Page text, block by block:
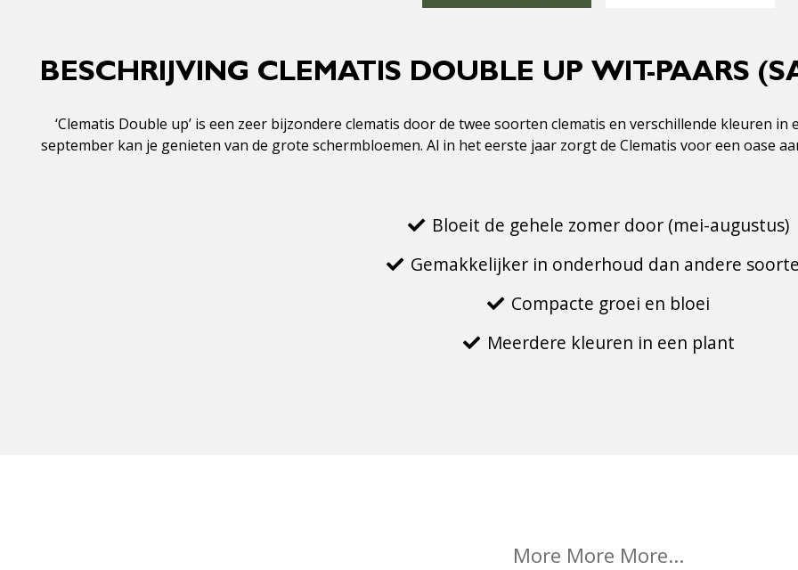
BESCHRIJVING CLEMATIS DOUBLE UP WIT-PAARS
‘Clematis Double up’ is een zeer bijzondere clematis door de twee soorten clematis en verschillende kleuren
september kan je genieten van de grote schermbloemen. Al in het eerste jaar zorgt de Clematis voor een oase
Bloeit de gehele zomer door (mei-augustus)
Gemakkelijker in onderhoud dan andere
Compacte groei en bloei
Meerdere kleuren in een plant
More More More...